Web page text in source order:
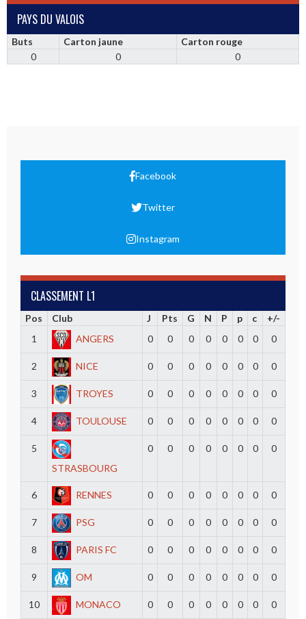
PAYS DU VALOIS
Buts Carton jaune
Carton rouge
0
0 0
Facebook
Twitter
Instagram
CLASSEMENT L1
Pos Club J Pts G N P p c
+/-
1
ANGERS 0 0 0 0 0 0 0 0
2 NICE 0 0 0 0 0 0 0 0
3 TROYES 0 0 0 0 0 0 0 0
4 TOULOUSE 0 0 0 0 0 0 0 0
5
STRASBOURG
0 0 0 0 0 0 0 0
6 RENNES 0 0 0 0 0 0 0 0
7 PSG 0 0 0 0 0 0 0 0
8 PARIS FC 0 0 0 0 0 0 0 0
9 OM 0 0 0 0 0 0 0 0
10 MONACO 0 0 0 0 0 0 0 0